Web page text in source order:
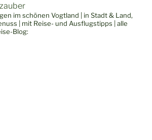
im schönen Vogtland | in Stadt & Land,
| mit Reise- und Ausflugstipps | alle
Blog: